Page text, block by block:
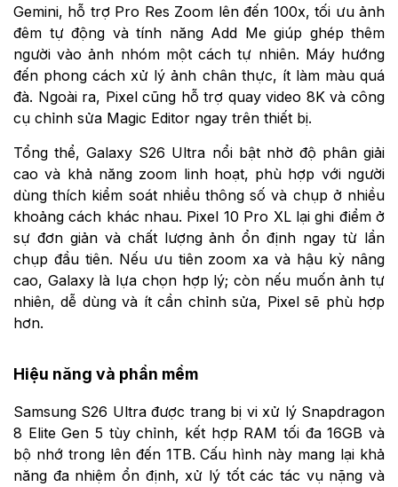
Gemini, hỗ trợ Pro Res Zoom lên đến 100x, tối ưu ảnh
đêm tự động và tính năng Add Me giúp ghép thêm
người vào ảnh nhóm một cách tự nhiên. Máy hướng
đến phong cách xử lý ảnh chân thực, ít làm màu quá
đà. Ngoài ra, Pixel cũng hỗ trợ quay video 8K và công
cụ chỉnh sửa Magic Editor ngay trên thiết bị.
Tổng thể, Galaxy S26 Ultra nổi bật nhờ độ phân giải
cao và khả năng zoom linh hoạt, phù hợp với người
dùng thích kiểm soát nhiều thông số và chụp ở nhiều
khoảng cách khác nhau. Pixel 10 Pro XL lại ghi điểm ở
sự đơn giản và chất lượng ảnh ổn định ngay từ lần
chụp đầu tiên. Nếu ưu tiên zoom xa và hậu kỳ nâng
cao, Galaxy là lựa chọn hợp lý; còn nếu muốn ảnh tự
nhiên, dễ dùng và ít cần chỉnh sửa, Pixel sẽ phù hợp
hơn.
Hiệu năng và phần mềm
Samsung S26 Ultra được trang bị vi xử lý Snapdragon
8 Elite Gen 5 tùy chỉnh, kết hợp RAM tối đa 16GB và
bộ nhớ trong lên đến 1TB. Cấu hình này mang lại khả
năng đa nhiệm ổn định, xử lý tốt các tác vụ nặng và